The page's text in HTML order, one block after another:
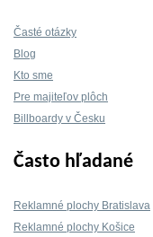
Časté otázky
Blog
Kto sme
Pre majiteľov plôch
Billboardy v Česku
Často hľadané
Reklamné plochy Bratislava
Reklamné plochy Košice